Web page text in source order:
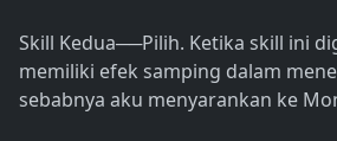
Skill Kedua──Pilih. Ketika skill ini
memiliki efek samping dalam
sebabnya aku menyarankan ke